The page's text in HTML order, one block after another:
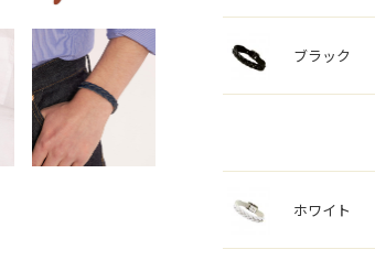
ブラック
ホワイト